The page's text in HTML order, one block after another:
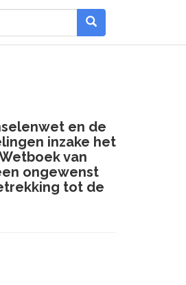
en de
inzake het
van
ongewenst
tot de